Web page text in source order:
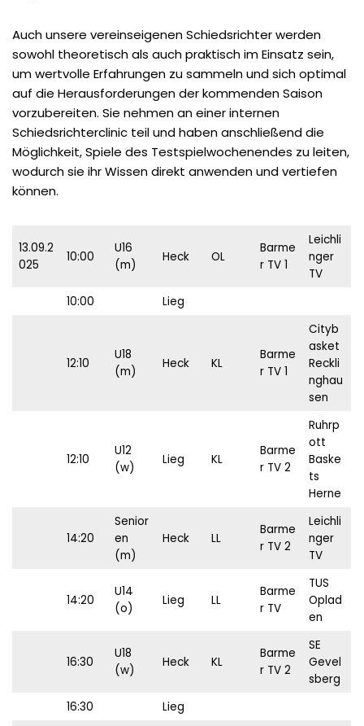
Auch unsere vereinseigenen Schiedsrichter werden
sowohl theoretisch als auch praktisch im Einsatz sein,
um wertvolle Erfahrungen zu sammeln und sich optimal
auf die Herausforderungen der kommenden Saison
vorzubereiten. Sie nehmen an einer internen
Schiedsrichterclinic teil und haben anschließend die
Möglichkeit, Spiele des Testspielwochenendes zu leiten,
wodurch sie ihr Wissen direkt anwenden und vertiefen
können.
13.09.2
025
10:00
U16
(m)
Heck OL
Barme
r TV 1
Leichli
nger
TV
10:00
Lieg
12:10
U18
(m)
Heck KL
Barme
r TV 1
Cityb
asket
Reckli
nghau
sen
12:10
U12
(w)
Lieg KL
Barme
r TV 2
Ruhrp
ott
Baske
ts
Herne
14:20
Senior
en
(m)
Heck LL
Barme
r TV 2
Leichli
nger
TV
14:20
U14
(o)
Lieg LL
Barme
r TV
TUS
Oplad
en
16:30
U18
(w)
Heck KL
Barme
r TV 2
SE
Gevel
sberg
16:30
Lieg